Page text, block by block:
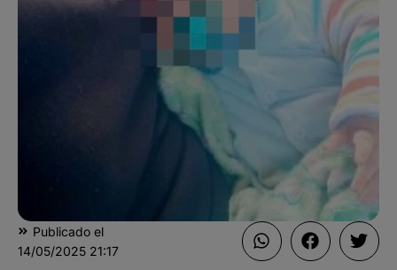
Publicado el
14/05/2025 21:17